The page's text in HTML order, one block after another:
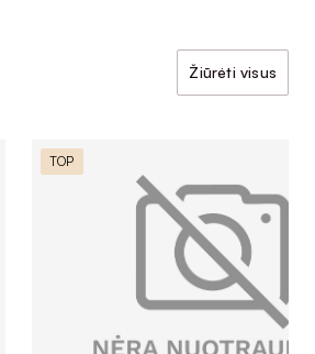
Žiūrėti visus
TOP